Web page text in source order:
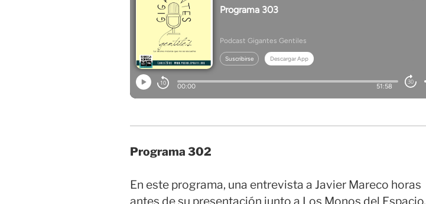
Programa 302
En este programa, una entrevista a Javier Mareco horas